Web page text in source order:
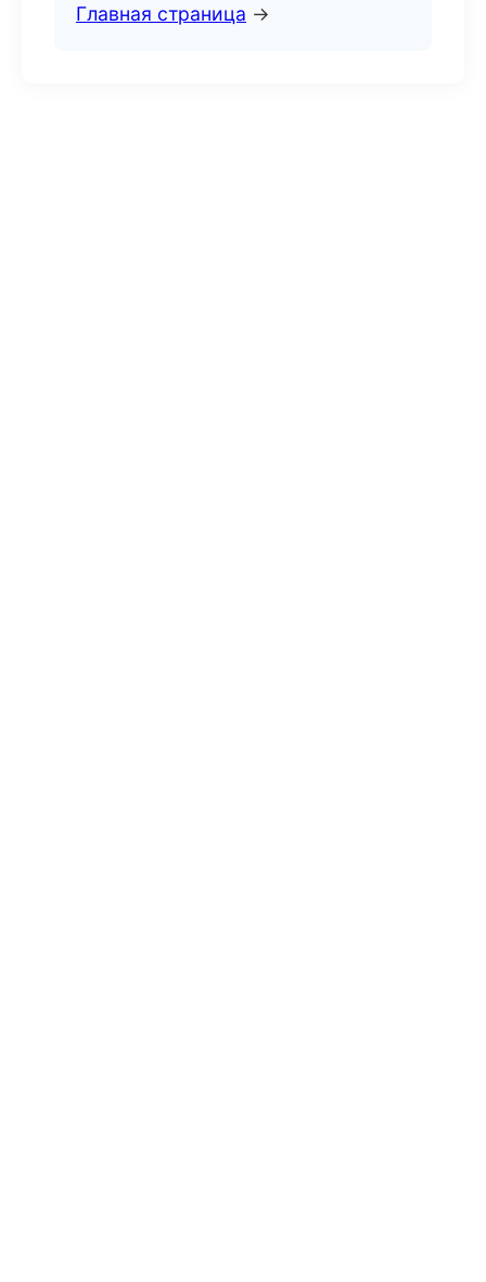
Главная страница →